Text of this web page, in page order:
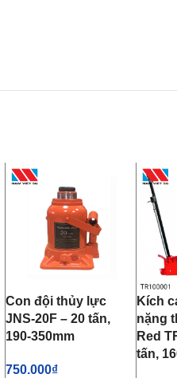
Con đội thủy lực
JNS-20F – 20 tấn,
190-350mm
750.000₫
Kích
nặng
Red
tấn,